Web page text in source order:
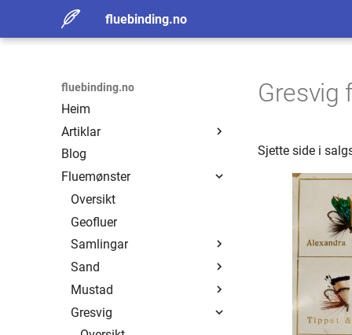
fluebinding.no
fluebinding.no
Heim
Artiklar
Erling Sand
Fluefiskerens Viktigste
Redskap
Henry Olsen
Historisk flue
Blog
Fluemønster
Oversikt
Geofluer
Samlingar
Oversikt
Eide
Ivar Løchen
Sand
Oversikt
Badger Quill
Mustad
Oversikt
Gresvig
Gresvig
Sjette side i